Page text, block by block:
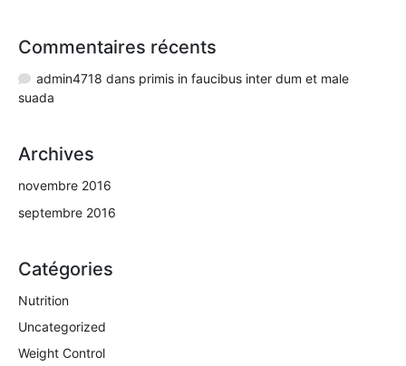
Commentaires récents
admin4718 dans primis in faucibus inter dum et male
suada
Archives
novembre 2016
septembre 2016
Catégories
Nutrition
Uncategorized
Weight Control